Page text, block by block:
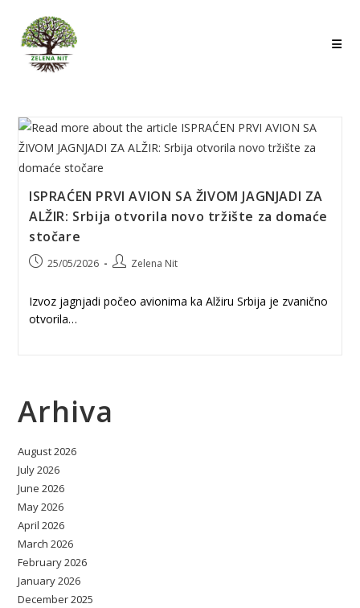
content
ISPRAĆEN PRVI AVION SA ŽIVOM JAGNJADI ZA
ALŽIR: Srbija otvorila novo tržište za domaće
stočare
Post25/05/2026
PostZelena Nit
Izvoz jagnjadi počeo avionima ka Alžiru Srbija je zvanično
otvorila…
Arhiva
August 2026
July 2026
June 2026
May 2026
April 2026
March 2026
February 2026
January 2026
December 2025